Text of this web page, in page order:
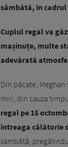
sâmbătă, în
Cuplul regal va
mașinuțe, multe
adevărată
Din păcate,
miri, din cauza
regal pe 15
întreaga călătorie
sâmbătă,